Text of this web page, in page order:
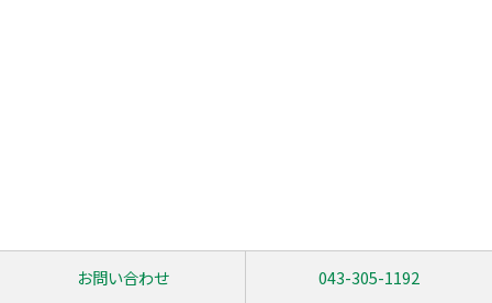
お問い合わせ 043-305-1192